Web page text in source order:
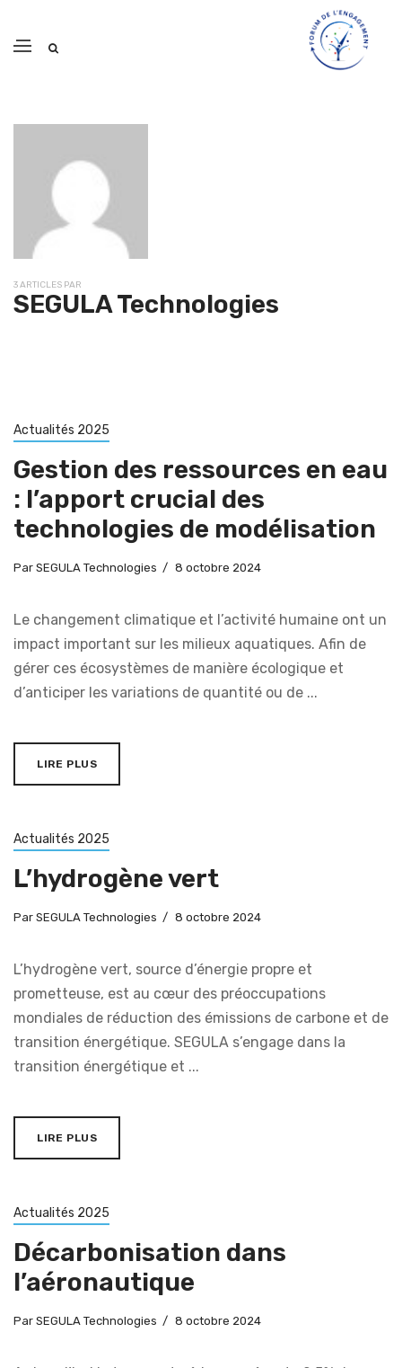
3 ARTICLES PAR
SEGULA Technologies
Actualités 2025
Gestion des ressources en eau
: l’apport crucial des
technologies de modélisation
Par SEGULA Technologies 8 octobre 2024
Le changement climatique et l’activité humaine ont un
impact important sur les milieux aquatiques. Afin de
gérer ces écosystèmes de manière écologique et
d’anticiper les variations de quantité ou de ...
LIRE PLUS
Actualités 2025
L’hydrogène vert
Par SEGULA Technologies 8 octobre 2024
L’hydrogène vert, source d’énergie propre et
prometteuse, est au cœur des préoccupations
mondiales de réduction des émissions de carbone et de
transition énergétique. SEGULA s’engage dans la
transition énergétique et ...
LIRE PLUS
Actualités 2025
Décarbonisation dans
l’aéronautique
Par SEGULA Technologies 8 octobre 2024